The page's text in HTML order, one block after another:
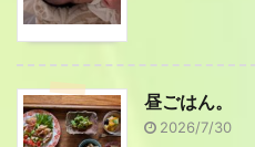
昼ごはん。
2026/7/30